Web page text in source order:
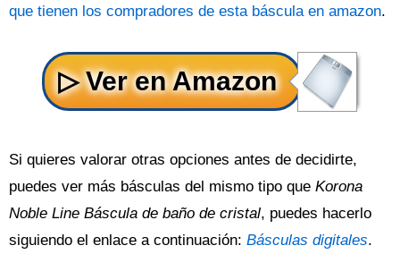
que tienen los compradores de esta báscula en amazon.
Si quieres valorar otras opciones antes de decidirte,
puedes ver más básculas del mismo tipo que Korona
Noble Line Báscula de baño de cristal, puedes hacerlo
siguiendo el enlace a continuación: Básculas digitales.